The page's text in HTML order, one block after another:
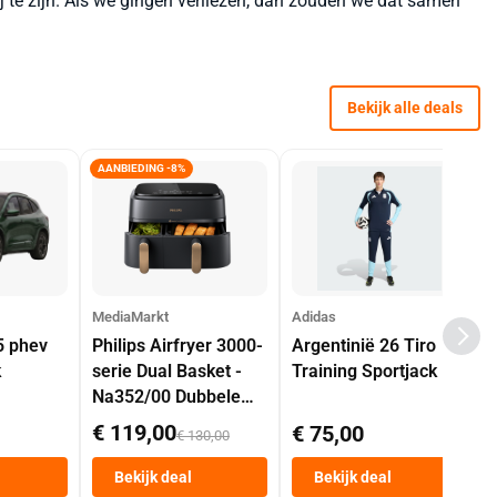
Bekijk alle deals
phev
AANBIEDING -8%
MediaMarkt
Philips Airfryer 3000-
serie Dual Basket -
Na352/00 Dubbele
Mand 9 L Tot 6
Personen
Heteluchtfriteuse
€ 119,00€ 130,00
Bekijk deal
Adidas
Argentinië 26 Tiro
Training Sportjack
€ 75,00
Bekijk deal